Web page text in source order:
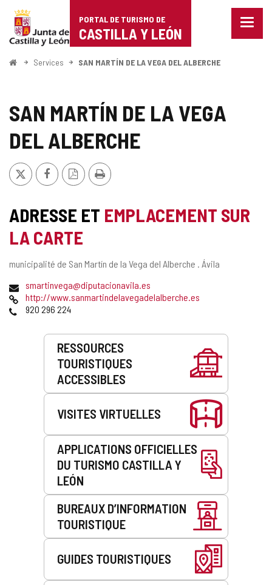
Portal
de
Turismo
Castilla
León
PORTAL DE TURISMO DE
CASTILLA Y LEÓN
Menu
<
Services SAN MARTÍN DE LA VEGA DEL ALBERCHE
SAN MARTÍN DE LA VEGA
DEL ALBERCHE
X FacebookVersion
PDF
Imprimer
ADRESSE ET EMPLACEMENT SUR
LA CARTE
Adresse
municipalité de San Martín de la Vega del Alberche . Ávila
Adresse
de
courrier
smartinvega@diputacionavila.es
Page
Web
http://www.sanmartindelavegadelalberche.es
Téléphones
920 296 224
Prestations
RESSOURCES
TOURISTIQUES
ACCESSIBLES
VISITES VIRTUELLES
APPLICATIONS OFFICIELLES
DU TURISMO CASTILLA Y
LEÓN
BUREAUX D’INFORMATION
TOURISTIQUE
GUIDES TOURISTIQUES